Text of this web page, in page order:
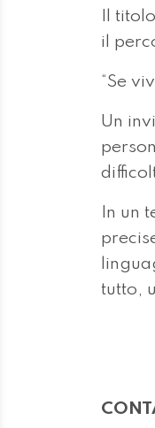
Il
il
“Se
Un
In un
tutto,